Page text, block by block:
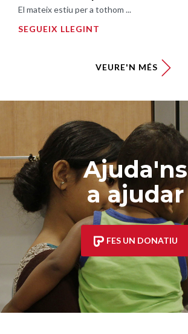
El mateix estiu per a tothom ...
SEGUEIX LLEGINT
VEURE'N MÉS
Ajuda'ns
a ajudar
FES UN DONATIU